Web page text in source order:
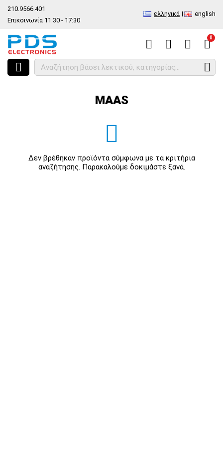
210.9566.401
Επικοινωνία 11:30 - 17:30
ελληνικά english
0
HOME Κατασκευαστές MAAS
MAAS
Δεν βρέθηκαν προϊόντα σύμφωνα με τα κριτήρια
αναζήτησης. Παρακαλούμε δοκιμάστε ξανά.